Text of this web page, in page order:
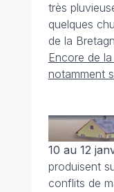
très
quelques
de la
Encore de
notamment
10 au 12
produisent
conflits de